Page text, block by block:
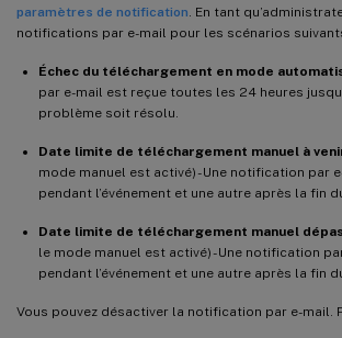
paramètres de notification . En tant
notifications par e-mail pour les scénarios
Échec du téléchargement en mode
par e-mail est reçue toutes les 24 heures
problème soit résolu.
Date limite de téléchargement manuel à
mode manuel est activé) - Une notification par
pendant l’événement et une autre après la fin
Date limite de téléchargement manuel
le mode manuel est activé) - Une notification
pendant l’événement et une autre après la fin
Vous pouvez désactiver la notification par e-mail.